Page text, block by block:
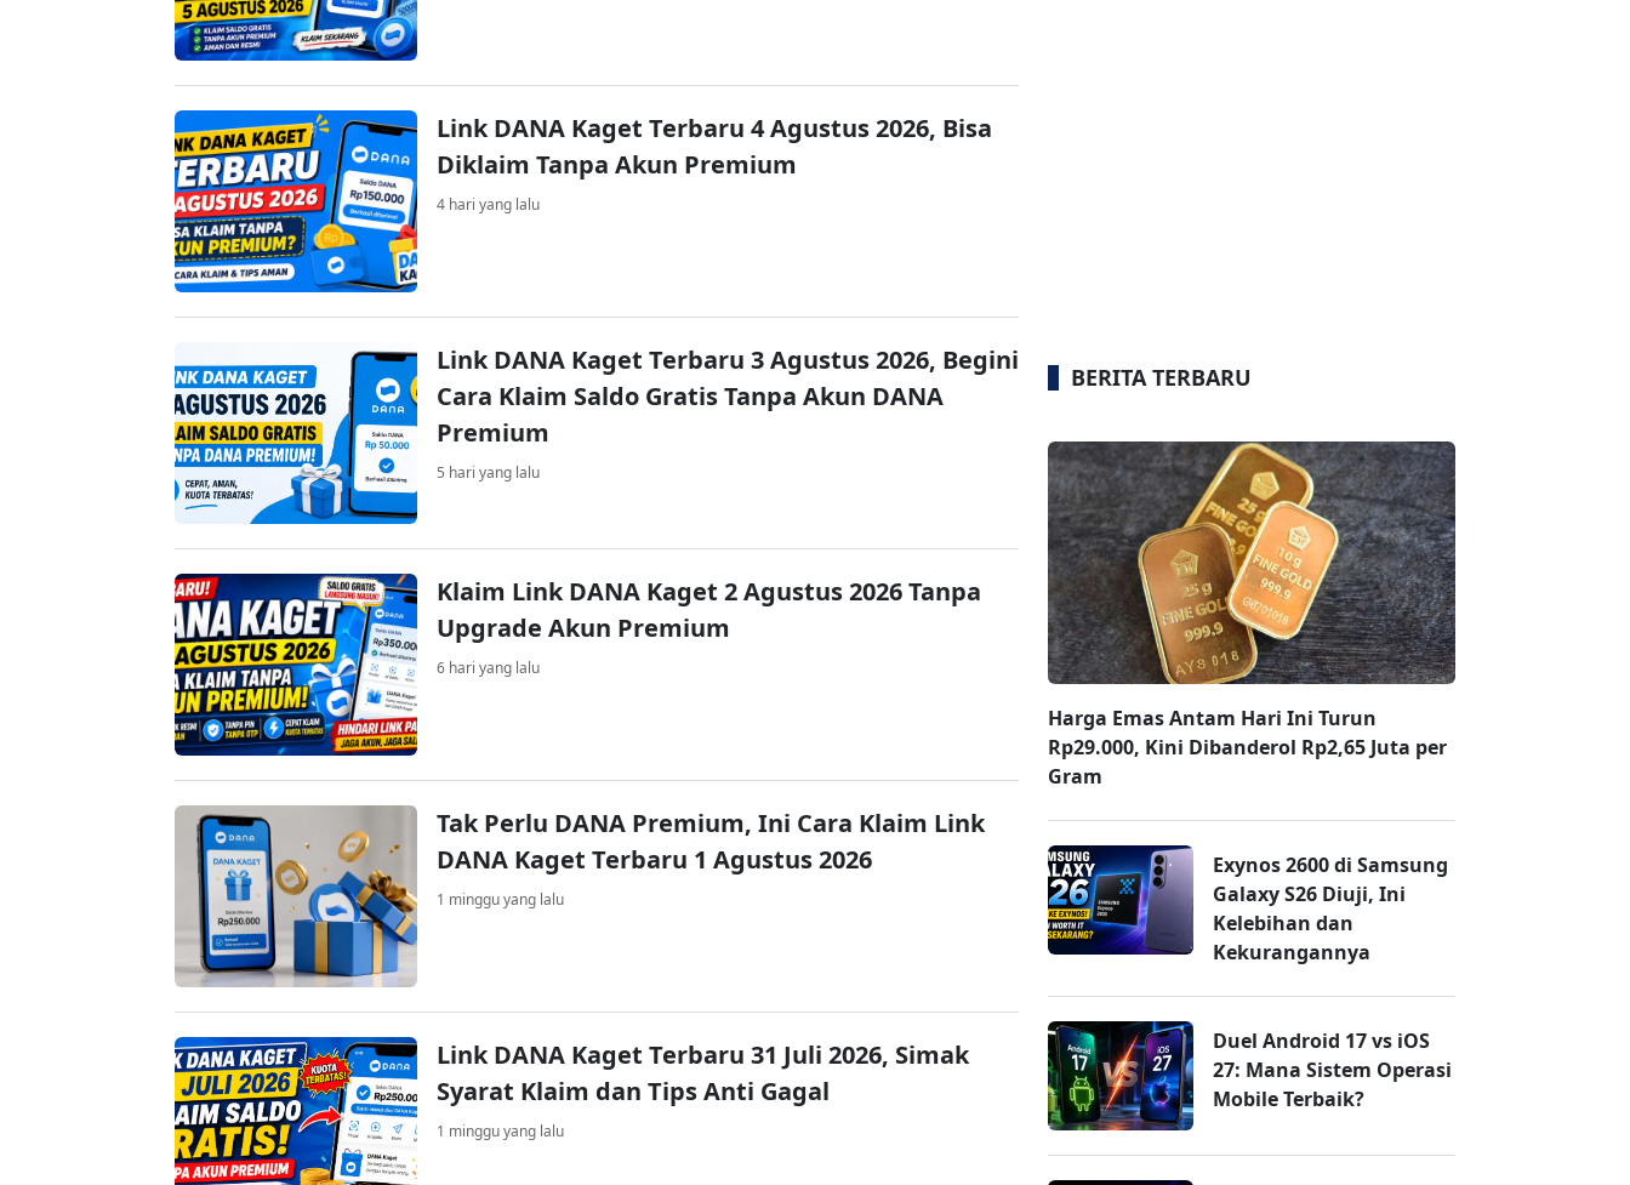
Link DANA Kaget Terbaru 4 Agustus 2026, Bisa
Diklaim Tanpa Akun Premium
4 hari yang lalu
Link DANA Kaget Terbaru 3 Agustus 2026, Begini
Cara Klaim Saldo Gratis Tanpa Akun DANA
Premium
5 hari yang lalu
Klaim Link DANA Kaget 2 Agustus 2026 Tanpa
Upgrade Akun Premium
6 hari yang lalu
Tak Perlu DANA Premium, Ini Cara Klaim Link
DANA Kaget Terbaru 1 Agustus 2026
1 minggu yang lalu
Link DANA Kaget Terbaru 31 Juli 2026, Simak
Syarat Klaim dan Tips Anti Gagal
1 minggu yang lalu
BERITA TERBARU
Harga Emas Antam Hari Ini Turun
Rp29.000, Kini Dibanderol Rp2,65 Juta per
Gram
Exynos 2600 di Samsung
Galaxy S26 Diuji, Ini
Kelebihan dan
Kekurangannya
Duel Android 17 vs iOS
27: Mana Sistem Operasi
Mobile Terbaik?